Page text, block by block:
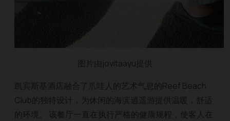
图片由jovitaayu提供
凯宾斯基酒店融合了爪哇人的艺术气息的Reef Beach
Club的独特设计，为休闲的海滨逍遥游提供温暖，舒适
的环境。 该餐厅一直在执行严格的健康规程，使客人在